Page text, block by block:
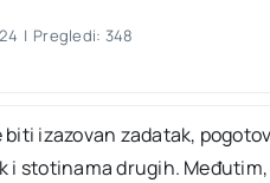
| Pregledi: 348
biti izazovan zadatak,
i stotinama drugih.